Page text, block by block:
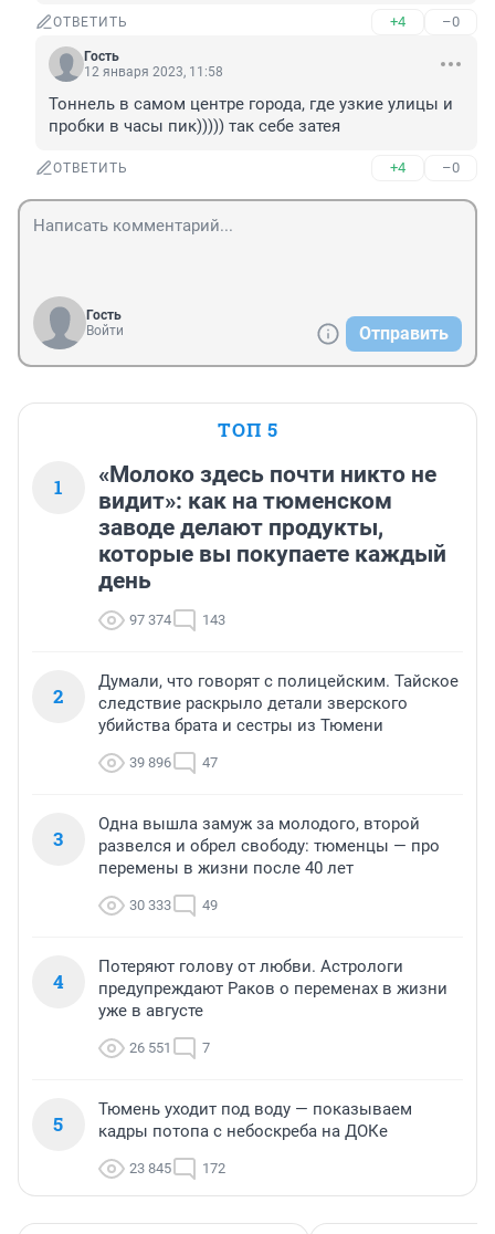
ОТВЕТИТЬ +4 –0
Гость
12 января 2023, 11:58
Тоннель в самом центре города, где узкие улицы и
пробки в часы пик))))) так себе затея
ОТВЕТИТЬ +4 –0
Гость
Войти
Отправить
ТОП 5
1
«Молоко здесь почти никто не
видит»: как на тюменском
заводе делают продукты,
которые вы покупаете каждый
день
97 374 143
2
Думали, что говорят с полицейским. Тайское
следствие раскрыло детали зверского
убийства брата и сестры из Тюмени
39 896 47
3
Одна вышла замуж за молодого, второй
развелся и обрел свободу: тюменцы — про
перемены в жизни после 40 лет
30 333 49
4
Потеряют голову от любви. Астрологи
предупреждают Раков о переменах в жизни
уже в августе
26 551 7
5
Тюмень уходит под воду — показываем
кадры потопа с небоскреба на ДОКе
23 845 172